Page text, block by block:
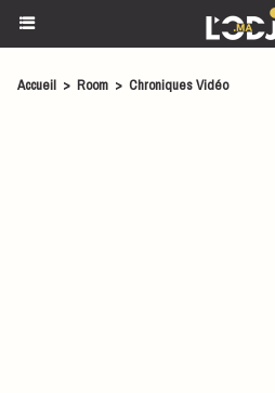
Accueil > Room > Chroniques Vidéo